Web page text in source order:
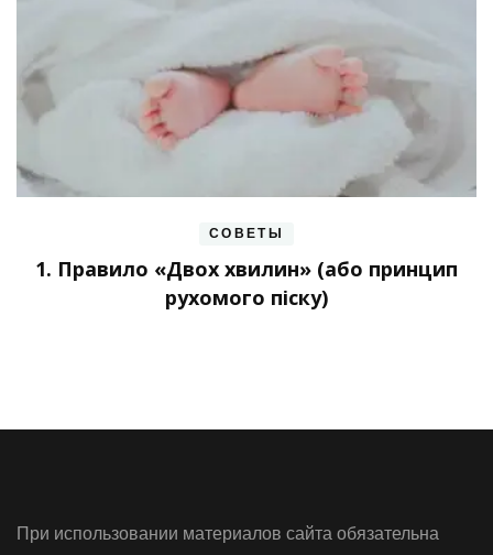
СОВЕТЫ
1. Правило «Двох хвилин» (або принцип
рухомого піску)
При использовании материалов сайта обязательна